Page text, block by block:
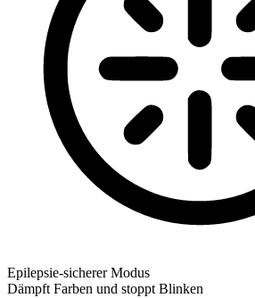
Epilepsie-sicherer Modus
Dämpft Farben und stoppt Blinken